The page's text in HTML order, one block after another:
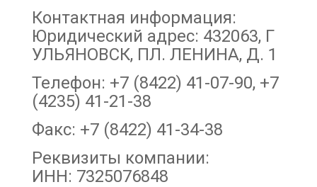
Контактная информация:
Юридический адрес: 432063, Г
УЛЬЯНОВСК, ПЛ. ЛЕНИНА, Д. 1
Телефон: +7 (8422) 41-07-90, +7
(4235) 41-21-38
Факс: +7 (8422) 41-34-38
Реквизиты компании:
ИНН: 7325076848